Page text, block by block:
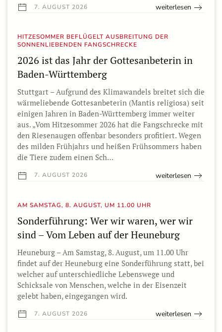
7. AUGUST 2026 weiterlesen
HITZESOMMER BEFLÜGELT AUSBREITUNG DER
SONNENLIEBENDEN FANGSCHRECKE
2026 ist das Jahr der Gottesanbeterin in
Baden-Württemberg
Stuttgart – Aufgrund des Klimawandels breitet sich die
wärmeliebende Gottesanbeterin (Mantis religiosa) seit
einigen Jahren in Baden-Württemberg immer weiter
aus. „Vom Hitzesommer 2026 hat die Fangschrecke mit
den Riesenaugen offenbar besonders profitiert. Wegen
des milden Frühjahrs und heißen Frühsommers haben
die Tiere zudem einen Sch…
7. AUGUST 2026 weiterlesen
AM SAMSTAG, 8. AUGUST, UM 11.00 UHR
Sonderführung: Wer wir waren, wer wir
sind – Vom Leben auf der Heuneburg
Heuneburg – Am Samstag, 8. August, um 11.00 Uhr
findet auf der Heuneburg eine Sonderführung statt, bei
welcher auf unterschiedliche Lebenswege und
Schicksale von Menschen, welche in der Eisenzeit
gelebt haben, eingegangen wird.
7. AUGUST 2026 weiterlesen